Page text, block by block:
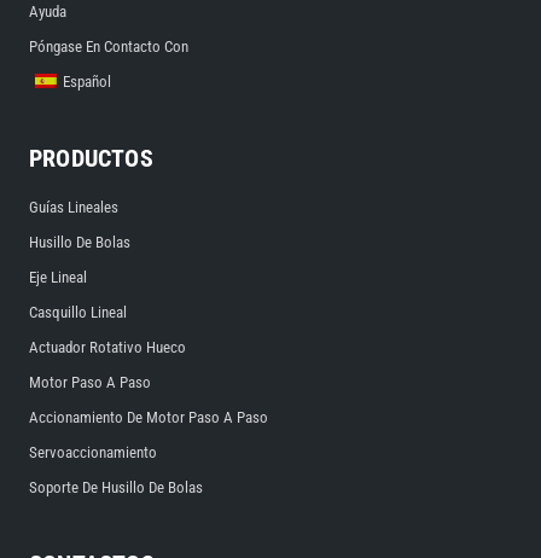
Ayuda
Póngase En Contacto Con
Español
PRODUCTOS
Guías Lineales
Husillo De Bolas
Eje Lineal
Casquillo Lineal
Actuador Rotativo Hueco
Motor Paso A Paso
Accionamiento De Motor Paso A Paso
Servoaccionamiento
Soporte De Husillo De Bolas